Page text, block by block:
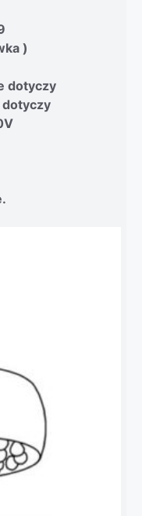
)
dotyczy
dotyczy